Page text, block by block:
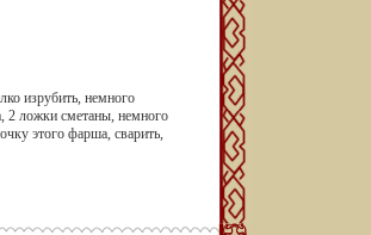
изрубить, немного
2 ложки сметаны, не­много
этого фарша, сварить,